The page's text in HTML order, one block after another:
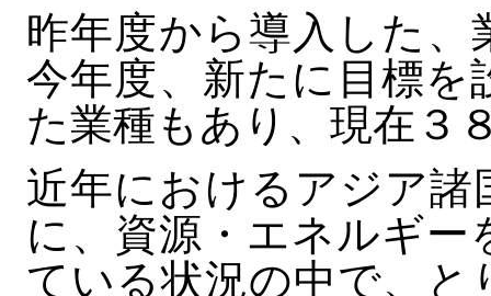
昨年度から導入した
今年度、新たに目標を
た業種もあり、現在３
近年におけるアジア諸
に、資源・エネルギ
ている状況の中で、と